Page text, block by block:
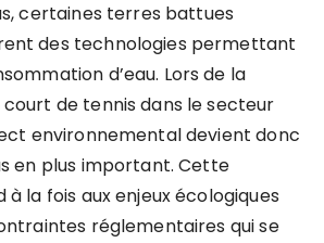
certaines terres battues
des technologies permettant
d’eau. Lors de la
de tennis dans le secteur
environnemental devient donc
en plus important. Cette
la fois aux enjeux écologiques
réglementaires qui se